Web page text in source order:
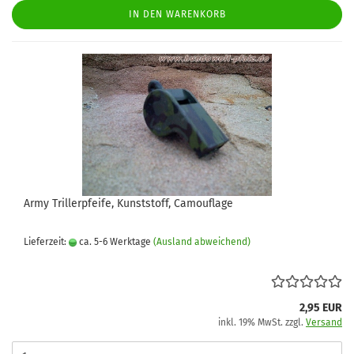
IN DEN WARENKORB
Army Trillerpfeife, Kunststoff, Camouflage
Lieferzeit: ca. 5-6 Werktage (Ausland abweichend)
2,95 EUR
inkl. 19% MwSt. zzgl. Versand